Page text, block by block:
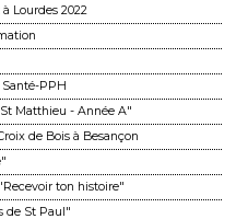
Lourdes 2022
PPH
Matthieu - Année A"
de Bois à Besançon
ton histoire"
de St Paul"